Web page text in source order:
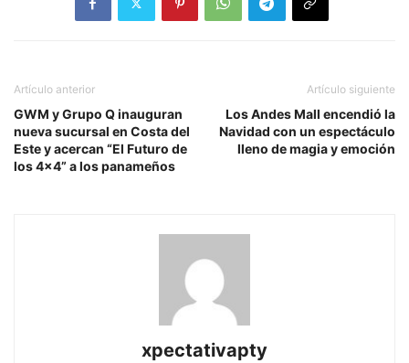
Artículo anterior
GWM y Grupo Q inauguran
nueva sucursal en Costa del
Este y acercan “El Futuro de
los 4×4” a los panameños
Artículo siguiente
Los Andes Mall encendió la
Navidad con un espectáculo
lleno de magia y emoción
xpectativapty